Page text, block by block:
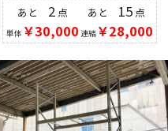
あと 2 点
単体 ￥30,000
あと 15 点
連結￥28,000